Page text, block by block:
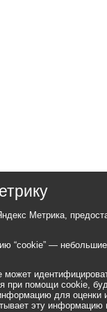
Метрика,
“cookie” —
при помощи cookie,
для оценки
эту